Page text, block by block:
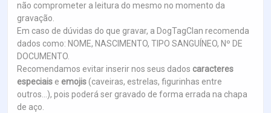
não comprometer a leitura do mesmo no momento da
gravação.
Em caso de dúvidas do que gravar, a DogTagClan recomenda
dados como: NOME, NASCIMENTO, TIPO SANGUÍNEO, Nº DE
DOCUMENTO.
Recomendamos evitar inserir nos seus dados caracteres
especiais e emojis(caveiras, estrelas, figurinhas entre
outros...), pois poderá ser gravado de forma errada na chapa
de aço.